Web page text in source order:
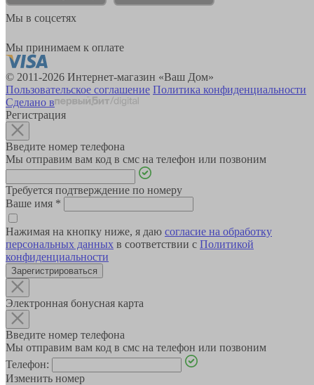
Мы в соцсетях
Мы принимаем к оплате
© 2011-2026 Интернет-магазин «Ваш Дом»
Пользовательское соглашение Политика конфиденциальности
Сделано в
Регистрация
Введите номер телефона
Мы отправим вам код в смс на телефон или позвоним
Требуется подтверждение по номеру
Ваше имя *
Нажимая на кнопку ниже, я даю согласие на обработку
персональных данных в соответствии с Политикой
конфиденциальности
Зарегистрироваться
Электронная бонусная карта
Введите номер телефона
Мы отправим вам код в смс на телефон или позвоним
Телефон:
Изменить номер